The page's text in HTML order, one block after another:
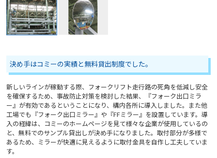
決め手はコミーの実績と無料貸出制度でした。
新しいラインが稼動する際、フォークリフト走行路の死角を低減し安全
を確保するため、事故防止対策を検討した結果、『フォーク出口ミラ
ー』が有効であるということになり、構内各所に導入しました。また他
工場でも『フォーク出口ミラー』や『FFミラー』を設置しています。導
入の経緯は、コミーのホームページを見て様々な企業が使用しているの
と、無料でのサンプル貸出しが決め手になりました。取付部分が多様で
あるため、ミラーが快適に見えるように取付金具を自作し工夫していま
す。